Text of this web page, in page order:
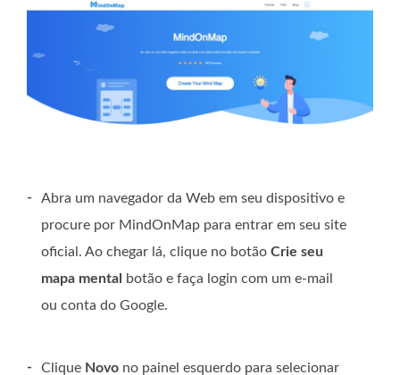
-
Abra um navegador da Web em seu dispositivo e
procure por MindOnMap para entrar em seu site
oficial. Ao chegar lá, clique no botão Crie seu
mapa mental
botão e faça login com um e-mail
ou conta do Google.
- Clique Novo no painel esquerdo para selecionar